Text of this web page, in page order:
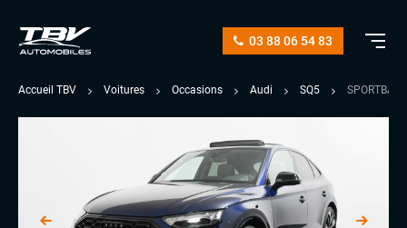
03 88 06 54 83
Accueil TBV Voitures Occasions Audi SQ5